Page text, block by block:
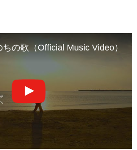
の歌（Official Music Video）